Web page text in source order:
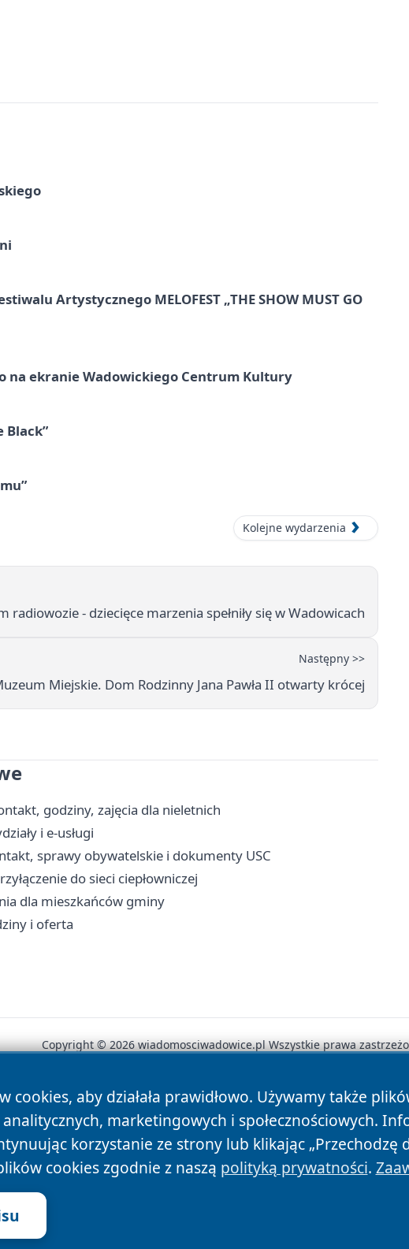
Artystycznego MELOFEST „THE SHOW MUST GO
na ekranie Wadowickiego Centrum Kultury
Black”
Kolejne wydarzenia
- dziecięce marzenia spełniły się w Wadowicach
Następny >>
Miejskie. Dom Rodzinny Jana Pawła II otwarty krócej
godziny, zajęcia dla nieletnich
i e-usługi
sprawy obywatelskie i dokumenty USC
do sieci ciepłowniczej
dla mieszkańców gminy
i oferta
cookies, aby działała prawidłowo. Używamy także
marketingowych i społecznościowych.
korzystanie ze strony lub klikając „Przechodzę
cookies zgodnie z naszą polityką prywatności.
Copyright © 2026 wiadomosciwadowice.pl Wszystkie prawa
News Autorzy Polityka Prywatności Polityka